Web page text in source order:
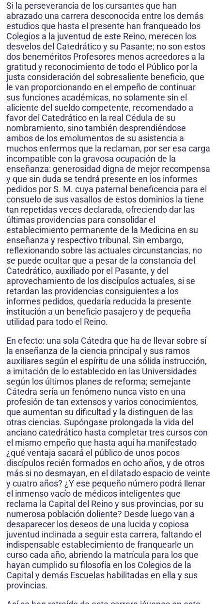
Si la perseverancia de los cursantes que han
abrazado una carrera desconocida entre los demás
estudios que hasta el presente han franqueado los
Colegios a la juventud de este Reino, merecen los
desvelos del Catedrático y su Pasante; no son estos
dos beneméritos Profesores menos acreedores a la
gratitud y reconocimiento de todo el Público por la
justa consideración del sobresaliente beneficio, que
le van proporcionando en el empeño de continuar
sus funciones académicas, no solamente sin el
aliciente del sueldo competente, recomendado a
favor del Catedrático en la real Cédula de su
nombramiento, sino también desprendiéndose
ambos de los emolumentos de su asistencia a
muchos enfermos que la reclaman, por ser esa carga
incompatible con la gravosa ocupación de la
enseñanza: generosidad digna de mejor recompensa
y que sin duda se tendrá presente en los informes
pedidos por S. M. cuya paternal beneficencia para el
consuelo de sus vasallos de estos dominios la tiene
tan repetidas veces declarada, ofreciendo dar las
últimas providencias para consolidar el
establecimiento permanente de la Medicina en su
enseñanza y respectivo tribunal. Sin embargo,
reflexionando sobre las actuales circunstancias, no
se puede ocultar que a pesar de la constancia del
Catedrático, auxiliado por el Pasante, y del
aprovechamiento de los discípulos actuales, si se
retardan las providencias consiguientes a los
informes pedidos, quedaría reducida la presente
institución a un beneficio pasajero y de pequeña
utilidad para todo el Reino.
En efecto: una sola Cátedra que ha de llevar sobre sí
la enseñanza de la ciencia principal y sus ramos
auxiliares según el espíritu de una sólida instrucción,
a imitación de lo establecido en las Universidades
según los últimos planes de reforma; semejante
Cátedra sería un fenómeno nunca visto en una
profesión de tan extensos y varios conocimientos,
que aumentan su dificultad y la distinguen de las
otras ciencias. Supóngase prolongada la vida del
anciano catedrático hasta completar tres cursos con
el mismo empeño que hasta aquí ha manifestado
¿qué ventaja sacará el público de unos pocos
discípulos recién formados en ocho años, y de otros
más si no desmayan, en el dilatado espacio de veinte
y cuatro años? ¿Y ese pequeño número podrá llenar
el inmenso vacío de médicos inteligentes que
reclama la Capital del Reino y sus provincias, por su
numerosa población doliente? Desde luego van a
desaparecer los deseos de una lucida y copiosa
juventud inclinada a seguir esta carrera, faltando el
indispensable establecimiento de franquearle un
curso cada año, abriendo la matrícula para los que
hayan cumplido su filosofía en los Colegios de la
Capital y demás Escuelas habilitadas en ella y sus
provincias.